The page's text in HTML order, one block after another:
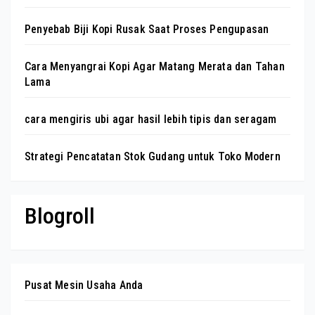
Penyebab Biji Kopi Rusak Saat Proses Pengupasan
Cara Menyangrai Kopi Agar Matang Merata dan Tahan
Lama
cara mengiris ubi agar hasil lebih tipis dan seragam
Strategi Pencatatan Stok Gudang untuk Toko Modern
Blogroll
Pusat Mesin Usaha Anda